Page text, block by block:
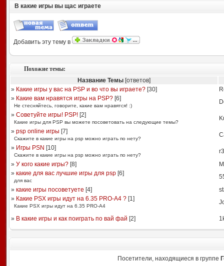
В какие игры вы щас играете
Добавить эту тему в
Похожие темы:
Название Темы[ответов]
» Какие игры у вас на PSP и во что вы играете?[30]
» Какие вам нравятся игры на PSP?[6]
Не стесняйтесь, говорите, какие вам нравятся! :)
» Советуйте игры! PSP![2]
Какие игры для PSP вы можете посоветовать на следующие темы?
» psp online игры [7]
Скажите в какие игры на psp можно играть по нету?
» Игры PSN [10]
Скажите в какие игры на psp можно играть по нету?
» У кого какие игры?[8]
» какие для вас лучшие игры для psp[6]
для вас
» какие игры посоветуете [4]
» Какие PSX игры идут на 6.35 PRO-A4 ?[1]
Какие PSX игры идут на 6.35 PRO-A4
» В какие игры и как поиграть по вай фай [2]
Посетители, находящиеся в группе